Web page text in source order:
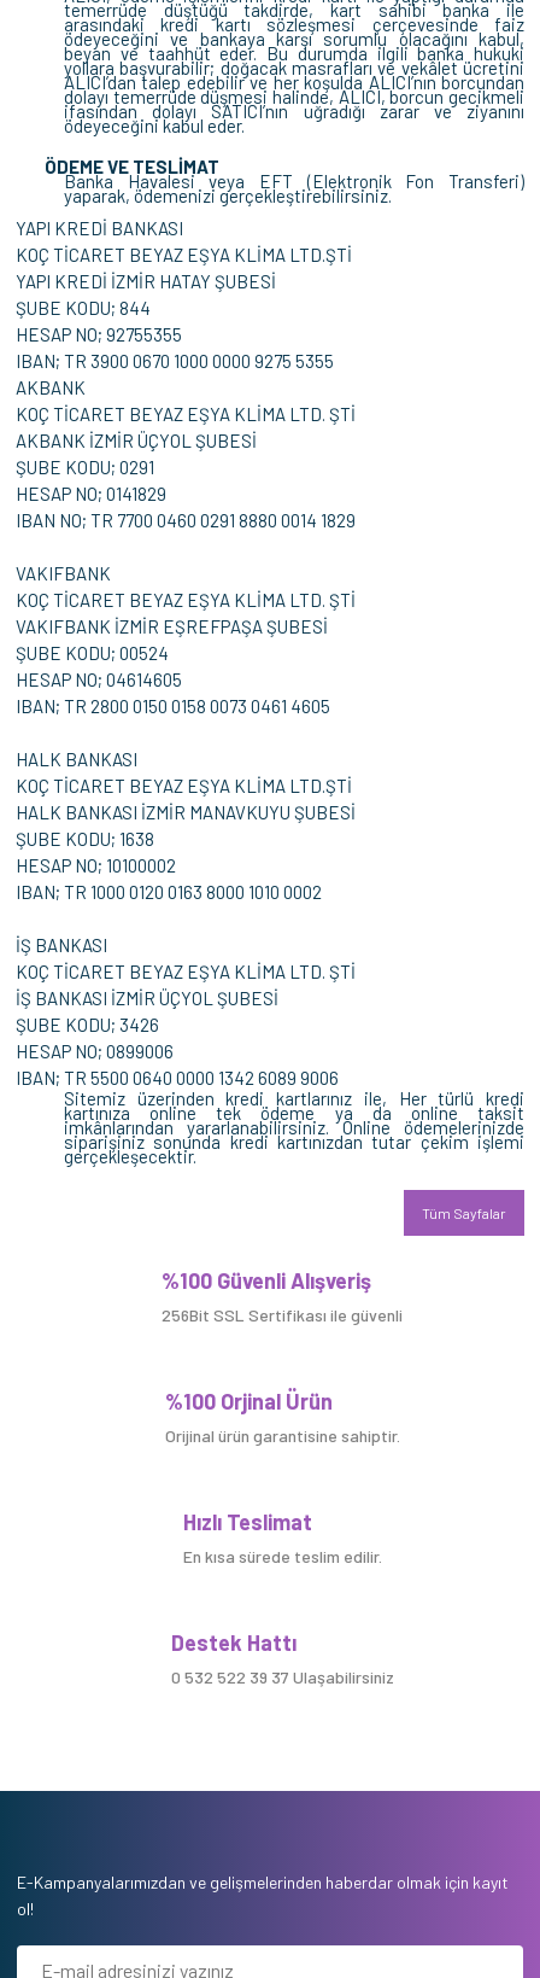
temerrüde düştüğü takdirde, kart sahibi banka ile
arasındaki kredi kartı sözleşmesi çerçevesinde faiz
ödeyeceğini ve bankaya karşı sorumlu olacağını kabul,
beyan ve taahhüt eder. Bu durumda ilgili banka hukuki
yollara başvurabilir; doğacak masrafları ve vekâlet ücretini
ALICI’dan talep edebilir ve her koşulda ALICI’nın borcundan
dolayı temerrüde düşmesi halinde, ALICI, borcun gecikmeli
ifasından dolayı SATICI’nın uğradığı zarar ve ziyanını
ödeyeceğini kabul eder.
ÖDEME VE TESLİMAT
Banka Havalesi veya EFT (Elektronik Fon Transferi)
yaparak, ödemenizi gerçekleştirebilirsiniz.
YAPI KREDİ BANKASI
KOÇ TİCARET BEYAZ EŞYA KLİMA LTD.ŞTİ
YAPI KREDİ İZMİR HATAY ŞUBESİ
ŞUBE KODU; 844
HESAP NO; 92755355
IBAN; TR 3900 0670 1000 0000 9275 5355
AKBANK
KOÇ TİCARET BEYAZ EŞYA KLİMA LTD. ŞTİ
AKBANK İZMİR ÜÇYOL ŞUBESİ
ŞUBE KODU; 0291
HESAP NO; 0141829
IBAN NO; TR 7700 0460 0291 8880 0014 1829
VAKIFBANK
KOÇ TİCARET BEYAZ EŞYA KLİMA LTD. ŞTİ
VAKIFBANK İZMİR EŞREFPAŞA ŞUBESİ
ŞUBE KODU; 00524
HESAP NO; 04614605
IBAN; TR 2800 0150 0158 0073 0461 4605
HALK BANKASI
KOÇ TİCARET BEYAZ EŞYA KLİMA LTD.ŞTİ
HALK BANKASI İZMİR MANAVKUYU ŞUBESİ
ŞUBE KODU; 1638
HESAP NO; 10100002
IBAN; TR 1000 0120 0163 8000 1010 0002
İŞ BANKASI
KOÇ TİCARET BEYAZ EŞYA KLİMA LTD. ŞTİ
İŞ BANKASI İZMİR ÜÇYOL ŞUBESİ
ŞUBE KODU; 3426
HESAP NO; 0899006
IBAN; TR 5500 0640 0000 1342 6089 9006
Sitemiz üzerinden kredi kartlarınız ile, Her türlü kredi
kartınıza online tek ödeme ya da online taksit
imkânlarından yararlanabilirsiniz. Online ödemelerinizde
siparişiniz sonunda kredi kartınızdan tutar çekim işlemi
gerçekleşecektir.
Tüm Sayfalar
%100 Güvenli Alışveriş
256Bit SSL Sertifikası ile güvenli
%100 Orjinal Ürün
Orijinal ürün garantisine sahiptir.
Hızlı Teslimat
En kısa sürede teslim edilir.
Destek Hattı
0 532 522 39 37 Ulaşabilirsiniz
E-Kampanyalarımızdan ve gelişmelerinden haberdar olmak için kayıt
ol!